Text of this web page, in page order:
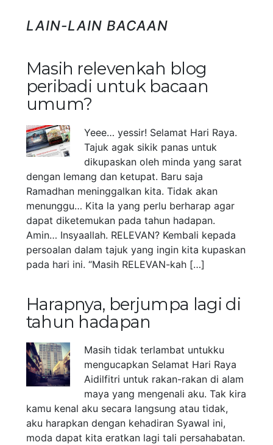
LAIN-LAIN BACAAN
Masih relevenkah blog
peribadi untuk bacaan
umum?
Yeee… yessir! Selamat Hari Raya.
Tajuk agak sikik panas untuk
dikupaskan oleh minda yang sarat
dengan lemang dan ketupat. Baru saja
Ramadhan meninggalkan kita. Tidak akan
menunggu… Kita la yang perlu berharap agar
dapat diketemukan pada tahun hadapan.
Amin… Insyaallah. RELEVAN? Kembali kepada
persoalan dalam tajuk yang ingin kita kupaskan
pada hari ini. “Masih RELEVAN-kah […]
Harapnya, berjumpa lagi di
tahun hadapan
Masih tidak terlambat untukku
mengucapkan Selamat Hari Raya
Aidilfitri untuk rakan-rakan di alam
maya yang mengenali aku. Tak kira
kamu kenal aku secara langsung atau tidak,
aku harapkan dengan kehadiran Syawal ini,
moda dapat kita eratkan lagi tali persahabatan.